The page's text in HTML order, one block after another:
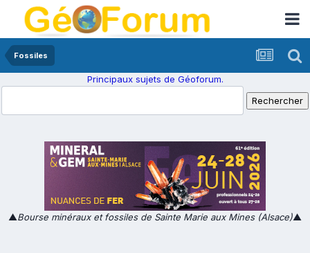
Fossiles
Principaux sujets de Géoforum.
▲Bourse minéraux et fossiles de Sainte Marie aux Mines (Alsace)▲